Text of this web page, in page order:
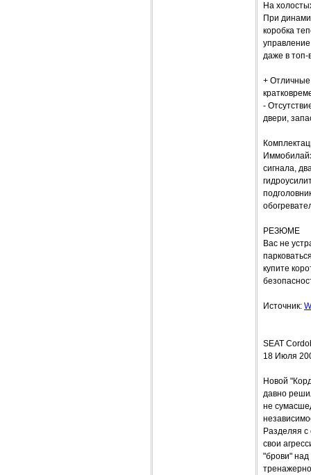
На
При
коробка
даже в топ-
+ Отличные
-
двери,
сигнала,
РЕЗЮМЕ
Вас не
купите
Источник:
SEAT
18 Июля
Новой
давно
не
Разделяя
свои
"брови"